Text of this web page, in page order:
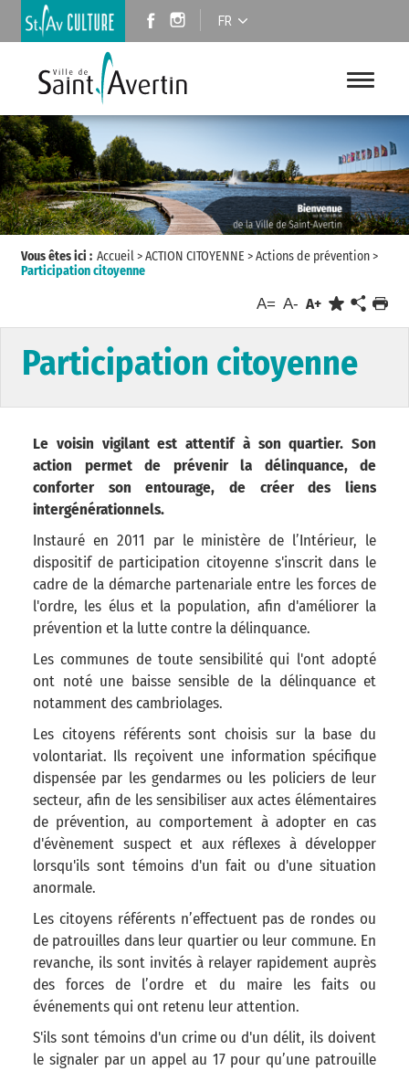
FR
Vous êtes ici : Accueil>ACTION CITOYENNE >Actions de prévention>
Participation citoyenne
A= A- A+
Participation citoyenne
Le voisin vigilant est attentif à son quartier. Son
action permet de prévenir la délinquance, de
conforter son entourage, de créer des liens
intergénérationnels.
Instauré en 2011 par le ministère de l’Intérieur, le
dispositif de participation citoyenne s'inscrit dans le
cadre de la démarche partenariale entre les forces de
l'ordre, les élus et la population, afin d'améliorer la
prévention et la lutte contre la délinquance.
Les communes de toute sensibilité qui l'ont adopté
ont noté une baisse sensible de la délinquance et
notamment des cambriolages.
Les citoyens référents sont choisis sur la base du
volontariat. Ils reçoivent une information spécifique
dispensée par les gendarmes ou les policiers de leur
secteur, afin de les sensibiliser aux actes élémentaires
de prévention, au comportement à adopter en cas
d'évènement suspect et aux réflexes à développer
lorsqu'ils sont témoins d'un fait ou d'une situation
anormale.
Les citoyens référents n’effectuent pas de rondes ou
de patrouilles dans leur quartier ou leur commune. En
revanche, ils sont invités à relayer rapidement auprès
des forces de l’ordre et du maire les faits ou
événements qui ont retenu leur attention.
S'ils sont témoins d'un crime ou d'un délit, ils doivent
le signaler par un appel au 17 pour qu’une patrouille